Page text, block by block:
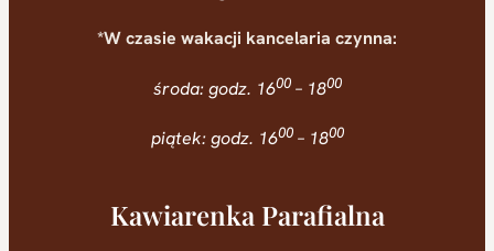
*W czasie wakacji kancelaria czynna:
środa: godz. 1600– 1800
piątek: godz. 1600– 1800
Kawiarenka Parafialna